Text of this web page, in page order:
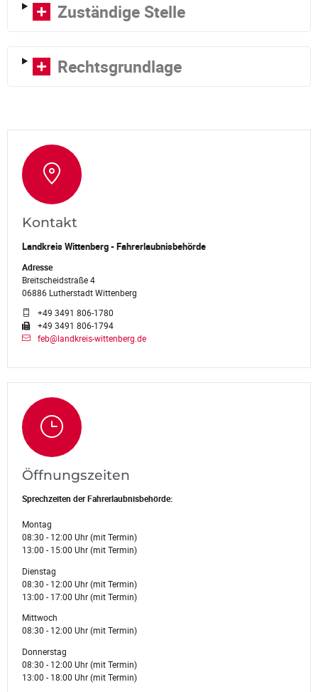
Zuständige Stelle
Rechtsgrundlage
Kontakt
Landkreis Wittenberg - Fahrerlaubnisbehörde
Adresse
Breitscheidstraße 4
06886 Lutherstadt Wittenberg
+49 3491 806-1780
+49 3491 806-1794
feb@landkreis-wittenberg.de
Öffnungszeiten
Sprechzeiten der Fahrerlaubnisbehörde:
Montag
08:30 - 12:00 Uhr (mit Termin)
13:00 - 15:00 Uhr (mit Termin)
Dienstag
08:30 - 12:00 Uhr (mit Termin)
13:00 - 17:00 Uhr (mit Termin)
Mittwoch
08:30 - 12:00 Uhr (mit Termin)
Donnerstag
08:30 - 12:00 Uhr (mit Termin)
13:00 - 18:00 Uhr (mit Termin)